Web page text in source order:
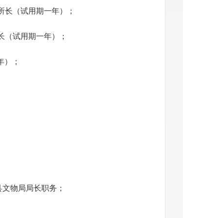
长（试用期一年）；
试用期一年）；
）；
物局局长职务；